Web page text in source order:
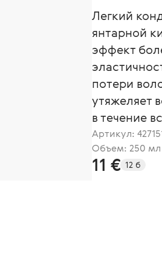
Легкий
янтарной
эффект
потери
утяжеляет
в течение
Артикул:
Объем: 250 мл
11 € 12 б